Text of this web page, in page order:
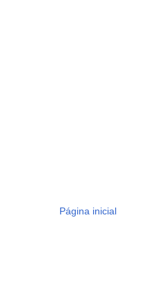
Página inicial